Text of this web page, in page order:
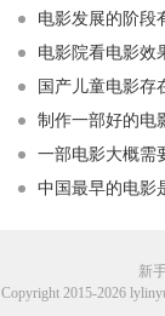
电影发展的阶段
电影院看电影效
国产儿童电影存
制作一部好的电
一部电影大概需
中国最早的电影
新
Copyright 2015-2026